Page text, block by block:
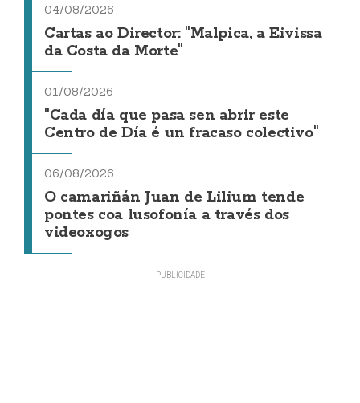
04/08/2026
Cartas ao Director: "Malpica, a Eivissa
da Costa da Morte"
01/08/2026
"Cada día que pasa sen abrir este
Centro de Día é un fracaso colectivo"
06/08/2026
O camariñán Juan de Lilium tende
pontes coa lusofonía a través dos
videoxogos